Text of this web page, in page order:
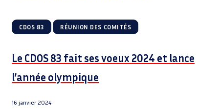
CDOS 83 | RÉUNION DES COMITÉS
Le CDOS 83 fait ses voeux 2024 et lance
l’année olympique
16 janvier 2024